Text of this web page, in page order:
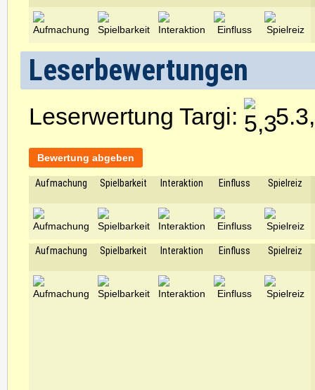
Leserbewertungen
Leserwertung Targi:
Bewertung abgeben
Aufmachung Spielbarkeit Interaktion Einfluss Spielreiz
Aufmachung Spielbarkeit Interaktion Einfluss Spielreiz